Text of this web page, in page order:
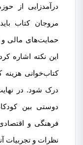
درآمدزایی از
مروجان کتاب
حمایت‌های مالی
این نکته اشاره
کتاب‌خوانی هزینه
درک شود. در
دوستی بین
فرهنگی و
نظرات و تجربیات